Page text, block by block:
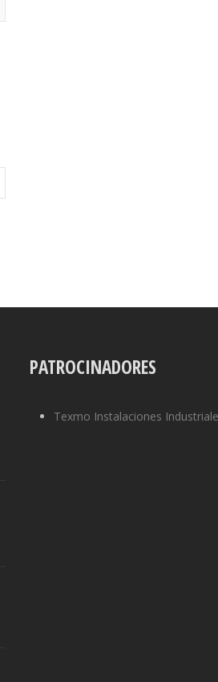
PATROCINADORES
Texmo Instalaciones